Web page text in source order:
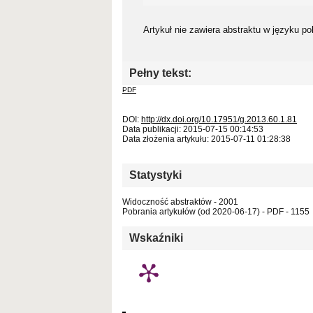
Artykuł nie zawiera abstraktu w języku
Pełny tekst:
PDF
DOI: http://dx.doi.org/10.17951/g.2013.60.1.81
Data publikacji: 2015-07-15 00:14:53
Data złożenia artykułu: 2015-07-11 01:28:38
Statystyki
Widoczność abstraktów - 2001
Pobrania artykułów (od 2020-06-17) - PDF - 1155
Wskaźniki